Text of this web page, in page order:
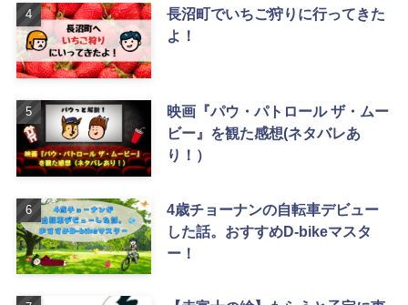
長沼町でいちご狩りに行ってきた
よ！
映画『パウ・パトロール ザ・ムー
ビー』を観た感想(ネタバレあ
り！）
4歳チョーナンの自転車デビュー
した話。おすすめD-bikeマスタ
ー！